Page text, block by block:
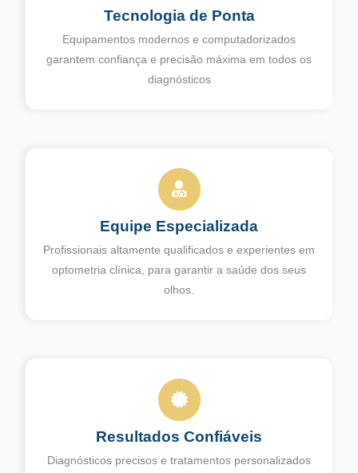
Tecnologia de Ponta
Equipamentos modernos e computadorizados
garantem confiança e precisão máxima em todos os
diagnósticos
Equipe Especializada
Profissionais altamente qualificados e experientes em
optometria clínica, para garantir a saúde dos seus
olhos.
Resultados Confiáveis
Diagnósticos precisos e tratamentos personalizados